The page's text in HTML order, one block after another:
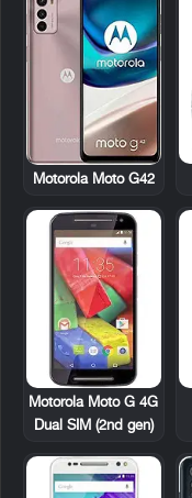
Motorola Moto G42
Motorola Moto G 4G
Dual SIM (2nd gen)